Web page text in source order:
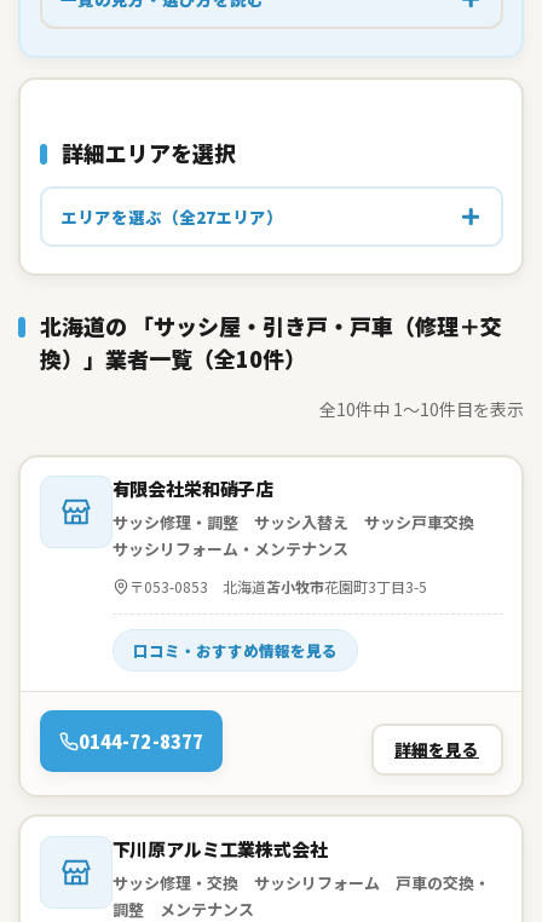
詳細エリアを選択
エリアを選ぶ（全27エリア）
北海道の 「サッシ屋・引き戸・戸車（修理＋交
換）」業者一覧（全10件）
全10件中 1〜10件目を表示
会社名：
有限会社栄和硝子店
サッシ修理・調整 サッシ入替え サッシ戸車交換
サッシリフォーム・メンテナンス
住所：〒053-0853 北海道苫小牧市花園町3丁目3-5
口コミ・おすすめ情報を見る
電話：
0144-72-8377 詳細を見る
会社名：
下川原アルミ工業株式会社
サッシ修理・交換 サッシリフォーム 戸車の交換・
調整 メンテナンス